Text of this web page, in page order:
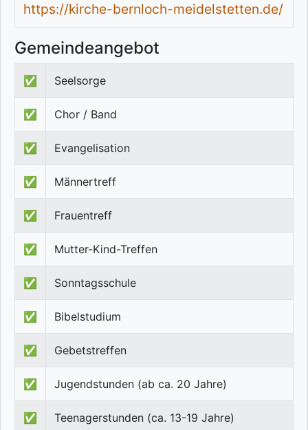
https://kirche-bernloch-meidelstetten.de/
Gemeindeangebot
✅ Seelsorge
✅ Chor / Band
✅ Evangelisation
✅ Männertreff
✅ Frauentreff
✅ Mutter-Kind-Treffen
✅ Sonntagsschule
✅ Bibelstudium
✅ Gebetstreffen
✅ Jugendstunden (ab ca. 20 Jahre)
✅ Teenagerstunden (ca. 13-19 Jahre)